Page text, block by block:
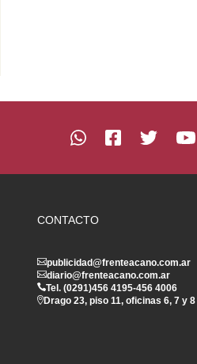
CONTACTO
publicidad@frenteacano.com.ar
diario@frenteacano.com.ar
Tel. (0291)456 4195-456 4006
Drago 23, piso 11, oficinas 6, 7 y 8